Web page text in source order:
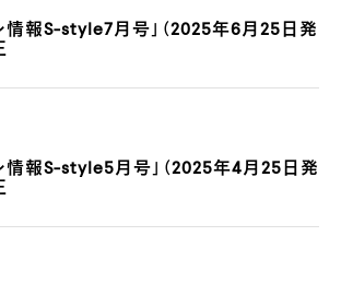
情報S-style7月号」（2025年6月25日発
情報S-style5月号」（2025年4月25日発